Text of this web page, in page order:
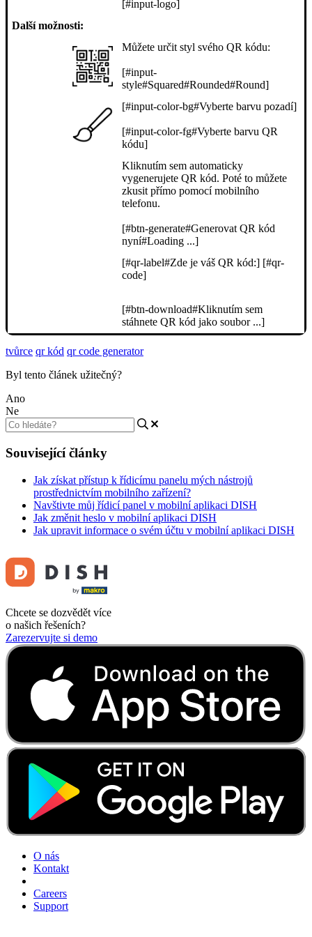
[#input-logo]
Další možnosti:
Můžete určit styl svého QR kódu:
[#input-
style#Squared#Rounded#Round]
[#input-color-bg#Vyberte barvu pozadí]
[#input-color-fg#Vyberte barvu QR
kódu]
Kliknutím sem automaticky
vygenerujete QR kód. Poté to můžete
zkusit přímo pomocí mobilního
telefonu.
[#btn-generate#Generovat QR kód
nyní#Loading ...]
[#qr-label#Zde je váš QR kód:] [#qr-
code]
[#btn-download#Kliknutím sem
stáhnete QR kód jako soubor ...]
tvůrce qr kód qr code generator
Byl tento článek užitečný?
Ano
Ne
Související články
Jak získat přístup k řídicímu panelu mých nástrojů
prostřednictvím mobilního zařízení?
Navštivte můj řídicí panel v mobilní aplikaci DISH
Jak změnit heslo v mobilní aplikaci DISH
Jak upravit informace o svém účtu v mobilní aplikaci DISH
Chcete se dozvědět více
o našich řešeních?
Zarezervujte si demo
O nás
Kontakt
Careers
Support